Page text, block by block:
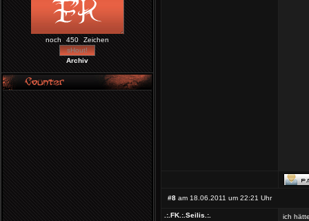
noch Zeichen
Archiv
#8 am 18.06.2011 um 22:21 Uhr
.:.FK.:.Seilis.:. ich